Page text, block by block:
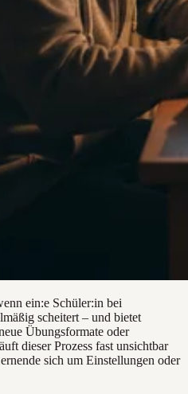
ein:e Schüler:in bei
scheitert – und bietet
Übungsformate oder
dieser Prozess fast unsichtbar
sich um Einstellungen oder